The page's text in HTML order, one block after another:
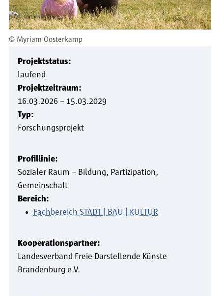
© Myriam Oosterkamp
Projektstatus:
laufend
Projektzeitraum:
16.03.2026 – 15.03.2029
Typ:
Forschungsprojekt
Profillinie:
Sozialer Raum – Bildung, Partizipation,
Gemeinschaft
Bereich:
Fachbereich STADT | BAU | KULTUR
Kooperationspartner:
Landesverband Freie Darstellende Künste
Brandenburg e.V.